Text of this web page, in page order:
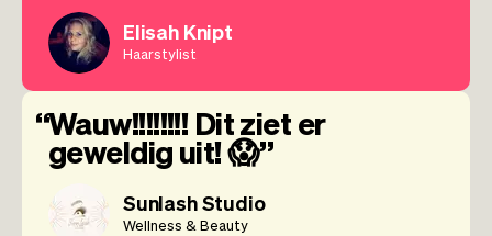
Elisah Knipt
Haarstylist
Wauw!!!!!!!! Dit ziet er
geweldig uit! 😱
Sunlash Studio
Wellness & Beauty